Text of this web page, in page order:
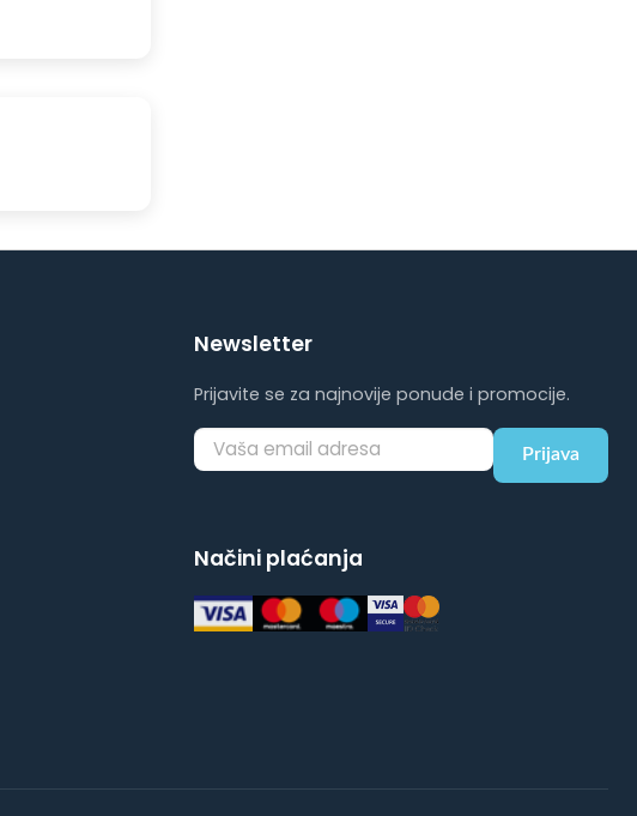
Newsletter
Prijavite se za najnovije ponude i promocije.
Prijava
Načini plaćanja